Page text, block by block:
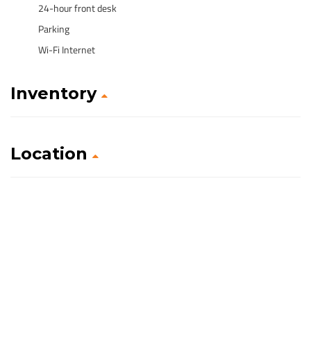
24-hour front desk
Parking
Wi-Fi Internet
Inventory
Location